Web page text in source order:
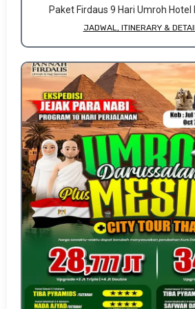
Paket Firdaus 9 Hari Umroh
JADWAL, ITINERARY &